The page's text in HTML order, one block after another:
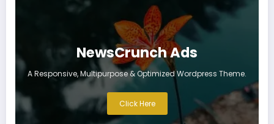
NewsCrunch Ads
A Responsive, Multipurpose & Optimized Wordpress Theme.
Click Here